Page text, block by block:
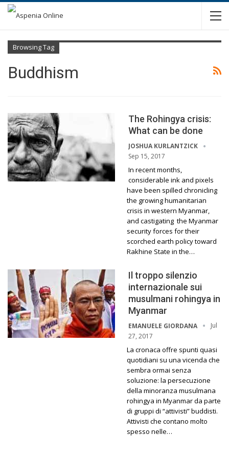
Browsing Tag
Buddhism
The Rohingya crisis:
What can be done
JOSHUA KURLANTZICK
Sep 15, 2017
In recent months,
considerable ink and pixels
have been spilled chronicling
the growing humanitarian
crisis in western Myanmar,
and castigating the Myanmar
security forces for their
scorched earth policy toward
Rakhine State in the…
Il troppo silenzio
internazionale sui
musulmani rohingya in
Myanmar
EMANUELE GIORDANA
Jul
27, 2017
La cronaca offre spunti quasi
quotidiani su una vicenda che
sembra ormai senza
soluzione: la persecuzione
della minoranza musulmana
rohingya in Myanmar da parte
di gruppi di “attivisti” buddisti.
Attivisti che contano molto
spesso nelle…